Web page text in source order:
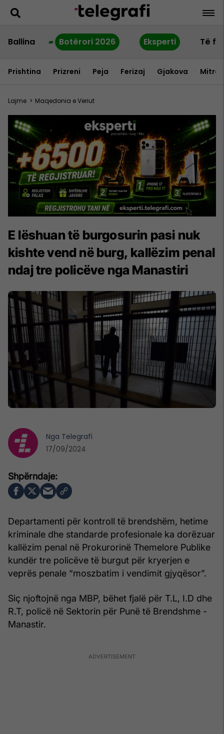
Ballina Botërori 2026 Eksperti Të
Prishtina Prizreni Peja Ferizaj Gjakova
Lajme > Maqedonia e Veriut
E lëshuan të burgosurin pasi nuk
kishte vend në burg, kallëzim penal
ndaj tre policëve nga Manastiri
Departamenti për kontroll të brendshëm, hetime
kriminale dhe standarde profesionale ka dorëzuar
kallëzim penal në Prokurorinë Themelore Publike
kundër tre policëve të burgut për kryerjen e
veprës penale “moszbatim i vendimit gjyqësor”.
Siç njoftojnë nga MBP, bëhet fjalë për T.L, I.D dhe
R.T, policë në Sektorin për Punë të Brendshme -
Manastir.
Nga Telegrafi
17/09/2024